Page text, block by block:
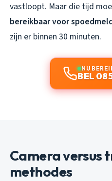
vastloopt. Maar die tijd
bereikbaar voor
zijn er binnen 30 minuten.
NU
BEL
Camera versus
methodes